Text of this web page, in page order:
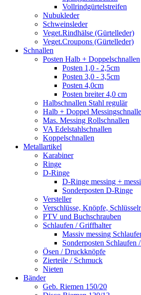
Vollrindgürtelstreifen
Nubukleder
Schweinsleder
Veget.Rindhälse (Gürtelleder)
Veget.Croupons (Gürtelleder)
Schnallen
Posten Halb + Doppelschnallen
Posten 1,0 - 2,5cm
Posten 3,0 - 3,5cm
Posten 4,0cm
Posten breiter 4,0 cm
Halbschnallen Stahl regulär
Halb + Doppel
Mas. Messing Rollschnallen
VA Edelstahlschnallen
Koppelschnallen
Metallartikel
Karabiner
Ringe
D-Ringe
D-Ringe messing +
Sonderposten D-Ringe
Versteller
Verschlüsse, Knöpfe,
PTV und Buchschrauben
Schlaufen / Griffhalter
Massiv messing
Sonderposten Schlaufen
Ösen / Druckknöpfe
Zierteile / Schmuck
Nieten
Bänder
Geb. Riemen 150/20